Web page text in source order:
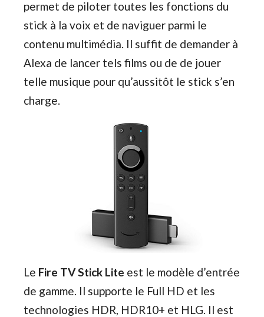
permet de piloter toutes les fonctions du
stick à la voix et de naviguer parmi le
contenu multimédia. Il suffit de demander à
Alexa de lancer tels films ou de de jouer
telle musique pour qu’aussitôt le stick s’en
charge.
Le Fire TV Stick Lite est le modèle d’entrée
de gamme. Il supporte le Full HD et les
technologies HDR, HDR10+ et HLG. Il est